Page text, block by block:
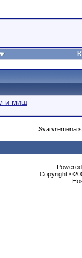
и миш
Sva vremena
Copyright